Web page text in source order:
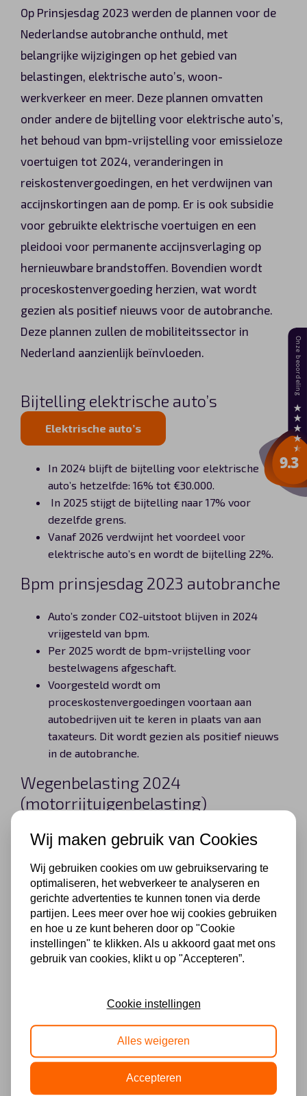
Op Prinsjesdag 2023 werden de plannen voor de
Nederlandse autobranche onthuld, met
belangrijke wijzigingen op het gebied van
belastingen, elektrische auto’s, woon-
werkverkeer en meer. Deze plannen omvatten
onder andere de bijtelling voor elektrische auto’s,
het behoud van bpm-vrijstelling voor emissieloze
voertuigen tot 2024, veranderingen in
reiskostenvergoedingen, en het verdwijnen van
accijnskortingen aan de pomp. Er is ook subsidie
voor gebruikte elektrische voertuigen en een
pleidooi voor permanente accijnsverlaging op
hernieuwbare brandstoffen. Bovendien wordt
proceskostenvergoeding herzien, wat wordt
gezien als positief nieuws voor de autobranche.
Deze plannen zullen de mobiliteitssector in
Nederland aanzienlijk beïnvloeden.
Bijtelling elektrische auto’s
Elektrische auto’s
In 2024 blijft de bijtelling voor elektrische
auto’s hetzelfde: 16% tot €30.000.
In 2025 stijgt de bijtelling naar 17% voor
dezelfde grens.
Vanaf 2026 verdwijnt het voordeel voor
elektrische auto’s en wordt de bijtelling 22%.
Bpm prinsjesdag 2023 autobranche
Auto’s zonder CO2-uitstoot blijven in 2024
vrijgesteld van bpm.
Per 2025 wordt de bpm-vrijstelling voor
bestelwagens afgeschaft.
Voorgesteld wordt om
proceskostenvergoedingen voortaan aan
autobedrijven uit te keren in plaats van aan
taxateurs. Dit wordt gezien als positief nieuws
in de autobranche.
Wegenbelasting 2024
(motorrijtuigenbelasting)
Auto’s zonder CO2-uitstoot blijven in 2024
jaar.
Woon-Werk
Rapportageverplichting Werkgebonden
jaarlijks rapporteren over zakelijke kilometers
en woon-werkverkeer met CO2-uitstoot.
Reiskostenvergoeding (Vanaf 1 januari 2024)
Maximale onbelaste reiskostenvergoeding voor
werknemers stijgt naar €0,23 per kilometer.
Automerken
Vragen?
Over ons
Contact
Wij maken gebruik van Cookies
Wij gebruiken cookies om uw gebruikservaring te
optimaliseren, het webverkeer te analyseren en
gerichte advertenties te kunnen tonen via derde
partijen. Lees meer over hoe wij cookies gebruiken
en hoe u ze kunt beheren door op "Cookie
instellingen" te klikken. Als u akkoord gaat met ons
gebruik van cookies, klikt u op "Accepteren”.
Cookie instellingen
Alles weigeren
Accepteren